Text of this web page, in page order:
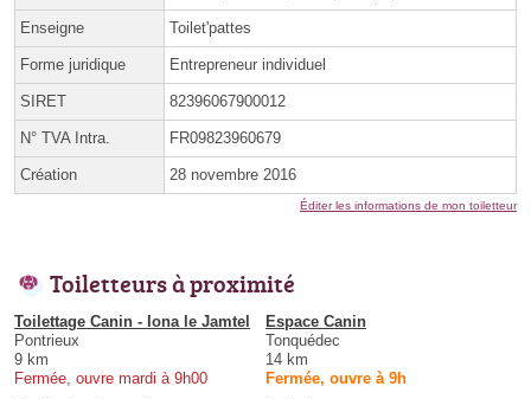
Enseigne Toilet'pattes
Forme juridique Entrepreneur individuel
SIRET 82396067900012
N° TVA Intra. FR09823960679
Création 28 novembre 2016
Éditer les informations de mon toiletteur
Toiletteurs à proximité
Toilettage Canin - Iona le Jamtel
Pontrieux
9 km
Fermée, ouvre mardi à 9h00
Espace Canin
Tonquédec
14 km
Fermée, ouvre à 9h